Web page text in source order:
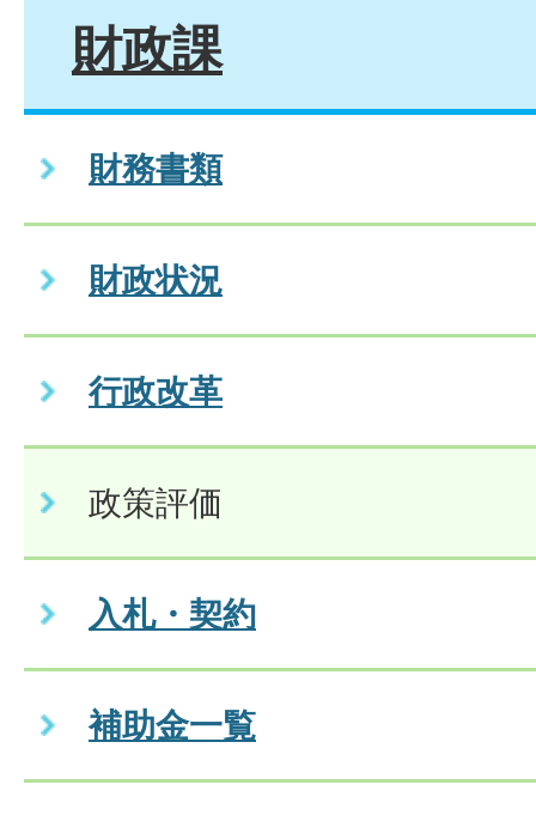
財政課
財務書類
財政状況
行政改革
政策評価
入札・契約
補助金一覧